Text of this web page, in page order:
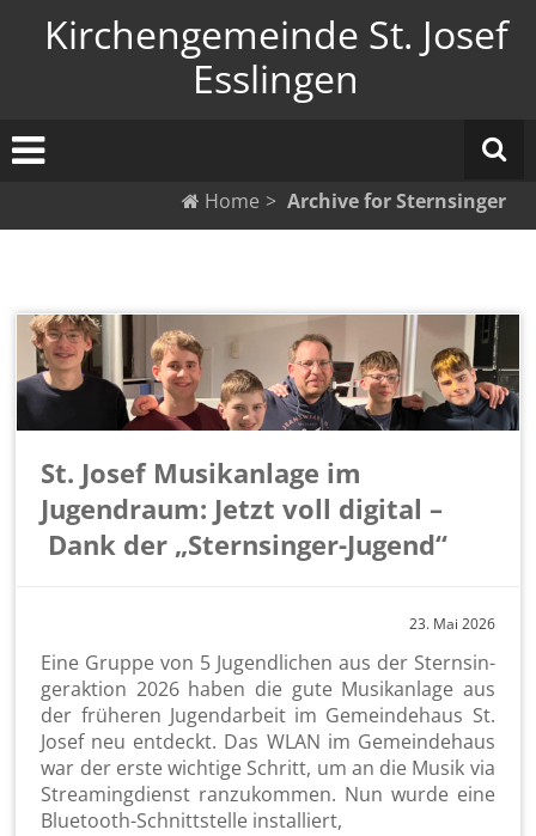
Kirchengemeinde St. Josef
Esslingen
Home > Archive forSternsinger
St. Josef Musikanlage im
Jugendraum: Jetzt voll digital –
Dank der „Sternsinger-Jugend“
23. Mai 2026
Eine Grup­pe von 5 Ju­gend­li­chen aus der Stern­sin­
ger­ak­ti­on 2026 haben die gute Mu­sik­an­la­ge aus
der frü­he­ren Ju­gend­ar­beit im Ge­mein­de­haus St.
Josef neu ent­deckt. Das WLAN im Ge­mein­de­haus
war der erste wich­ti­ge Schritt, um an die Musik via
Strea­m­ing­dienst ran­zu­kom­men. Nun wurde eine
Blue­tooth-Schnitt­stel­le in­stal­liert,